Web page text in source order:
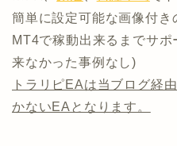
簡単に設定可能な画像付き
MT4で稼動出来るまでサ
来なかった事例なし)
トラリピEAは当ブログ経
かないEAとなります。